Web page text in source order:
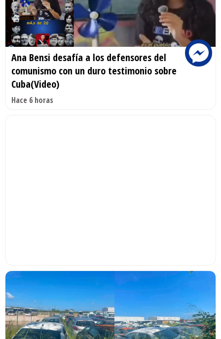
Ana Bensi desafía a los defensores del
comunismo con un duro testimonio sobre
Cuba(Video)
Hace 6 horas